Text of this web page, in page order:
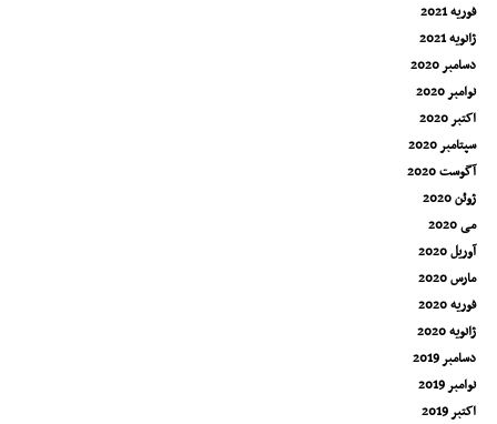
فوریه 2021
ژانویه 2021
دسامبر 2020
نوامبر 2020
اکتبر 2020
سپتامبر 2020
آگوست 2020
ژوئن 2020
می 2020
آوریل 2020
مارس 2020
فوریه 2020
ژانویه 2020
دسامبر 2019
نوامبر 2019
اکتبر 2019